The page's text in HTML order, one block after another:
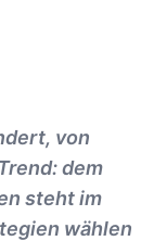
von
dem
steht im
wählen